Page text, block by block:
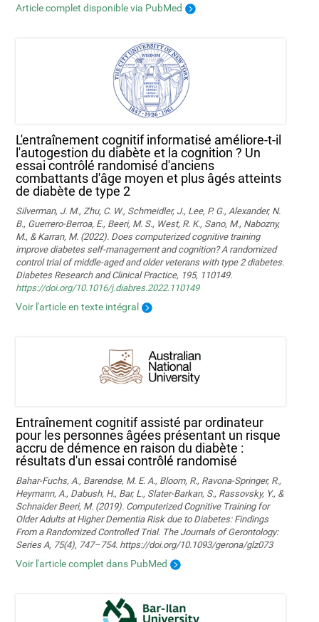
Article complet disponible via PubMed
L'entraînement cognitif informatisé améliore-t-il
l'autogestion du diabète et la cognition ? Un
essai contrôlé randomisé d'anciens
combattants d'âge moyen et plus âgés atteints
de diabète de type 2
Silverman, J. M., Zhu, C. W., Schmeidler, J., Lee, P. G., Alexander, N.
B., Guerrero-Berroa, E., Beeri, M. S., West, R. K., Sano, M., Nabozny,
M., & Karran, M. (2022). Does computerized cognitive training
improve diabetes self-management and cognition? A randomized
control trial of middle-aged and older veterans with type 2 diabetes.
Diabetes Research and Clinical Practice, 195, 110149.
https://doi.org/10.1016/j.diabres.2022.110149
Voir l'article en texte intégral
Entraînement cognitif assisté par ordinateur
pour les personnes âgées présentant un risque
accru de démence en raison du diabète :
résultats d'un essai contrôlé randomisé
Bahar-Fuchs, A., Barendse, M. E. A., Bloom, R., Ravona-Springer, R.,
Heymann, A., Dabush, H., Bar, L., Slater-Barkan, S., Rassovsky, Y., &
Schnaider Beeri, M. (2019). Computerized Cognitive Training for
Older Adults at Higher Dementia Risk due to Diabetes: Findings
From a Randomized Controlled Trial. The Journals of Gerontology:
Series A, 75(4), 747–754. https://doi.org/10.1093/gerona/glz073
Voir l'article complet dans PubMed